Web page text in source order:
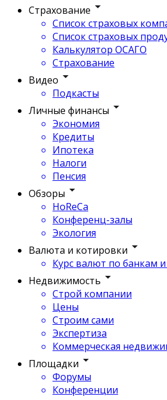
Страхование
Список страховых
Список страховых
Калькулятор ОСАГО
Страхование
Видео
Подкасты
Личные финансы
Экономия
Кредиты
Ипотека
Налоги
Пенсия
Обзоры
HoReCa
Конференц-залы
Экология
Валюта и котировки
Курс валют по банкам
Недвижимость
Строй компании
Цены
Строим сами
Экспертиза
Коммерческая
Площадки
Форумы
Конференции